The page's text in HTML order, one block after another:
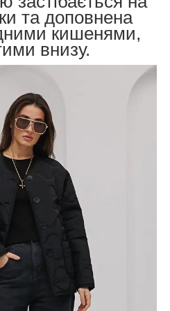
та доповнена
кишенями,
внизу.